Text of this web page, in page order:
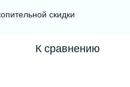
скидки
К сравнению